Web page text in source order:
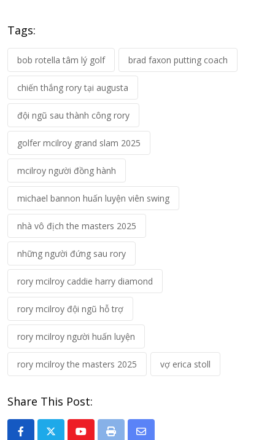
Tags:
bob rotella tâm lý golf brad faxon putting coach
chiến thắng rory tại augusta
đội ngũ sau thành công rory
golfer mcilroy grand slam 2025
mcilroy người đồng hành
michael bannon huấn luyện viên swing
nhà vô địch the masters 2025
những người đứng sau rory
rory mcilroy caddie harry diamond
rory mcilroy đội ngũ hỗ trợ
rory mcilroy người huấn luyện
rory mcilroy the masters 2025 vợ erica stoll
Share This Post: